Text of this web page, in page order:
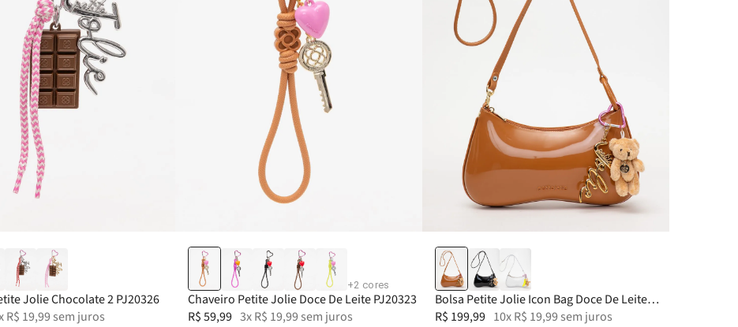
Jolie Chocolate 2 PJ20326
R$ 19,99 sem juros
+2 cores
Chaveiro Petite Jolie Doce De Leite PJ20323
R$59,99 3xR$ 19,99 sem juros
Bolsa Petite Jolie Icon Bag Doce De Leite
PJ11346
R$ 199,99 10xR$ 19,99 sem juros